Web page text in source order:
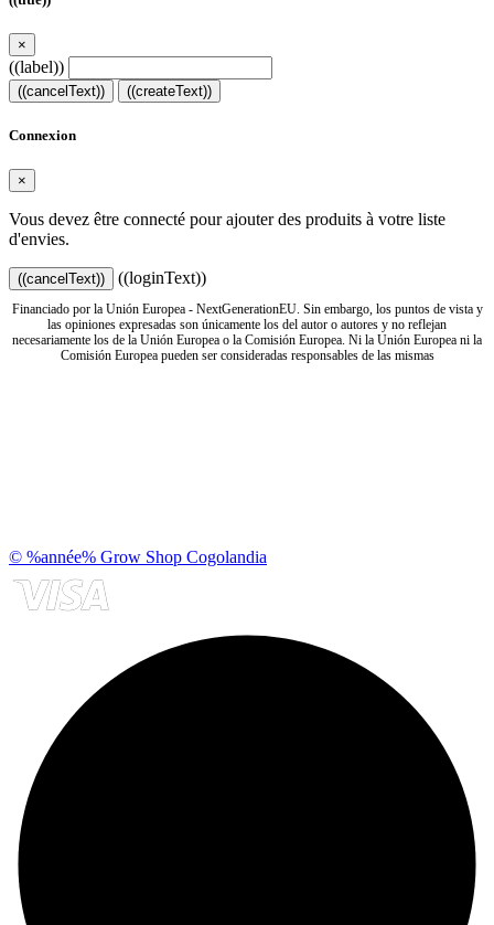
×
((label))
((cancelText)) ((createText))
Connexion
×
Vous devez être connecté pour ajouter des produits à votre liste
d'envies.
((cancelText)) ((loginText))
Financiado por la Unión Europea - NextGenerationEU. Sin embargo, los puntos de vista y
las opiniones expresadas son únicamente los del autor o autores y no reflejan
necesariamente los de la Unión Europea o la Comisión Europea. Ni la Unión Europea ni la
Comisión Europea pueden ser consideradas responsables de las mismas
© %année% Grow Shop Cogolandia